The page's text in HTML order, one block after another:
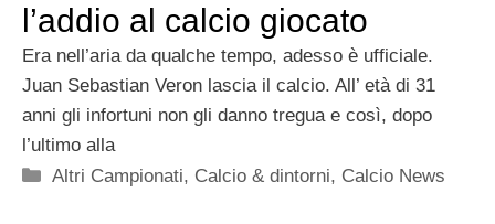
l’addio al calcio giocato
Era nell’aria da qualche tempo, adesso è ufficiale.
Juan Sebastian Veron lascia il calcio. All’ età di 31
anni gli infortuni non gli danno tregua e così, dopo
l’ultimo alla
Categorie
Altri Campionati, Calcio & dintorni, Calcio News